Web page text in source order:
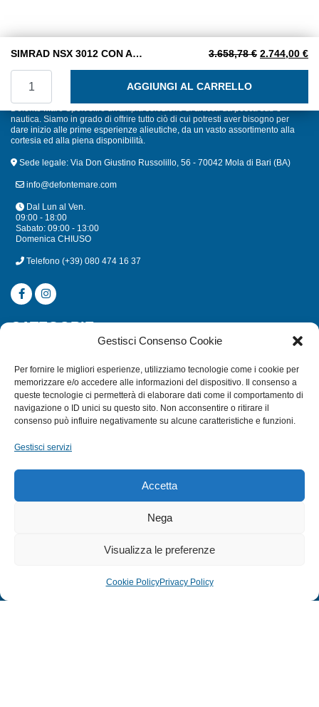
Gestisci Consenso Cookie
Per fornire le migliori esperienze, utilizziamo tecnologie come i cookie per
memorizzare e/o accedere alle informazioni del dispositivo. Il consenso a
queste tecnologie ci permetterà di elaborare dati come il comportamento di
navigazione o ID unici su questo sito. Non acconsentire o ritirare il
consenso può influire negativamente su alcune caratteristiche e funzioni.
Gestisci servizi
Accetta
Nega
Visualizza le preferenze
Cookie PolicyPrivacy Policy
SIMRAD NSX 3012 CON ACTIVE IMAGING 3 in 1 3.658,78€ Il prezzo
2.744,00 €Il
AGGIUNGI AL CARRELLO
Defonte Mare Sport offre un'ampia selezione di articoli da pesca sub e
nautica. Siamo in grado di offrire tutto ciò di cui potresti aver bisogno per
dare inizio alle prime esperienze alieutiche, da un vasto assortimento alla
cortesia ed alla piena disponibilità.
Sede legale: Via Don Giustino Russolillo, 56 - 70042 Mola di Bari (BA)
info@defontemare.com
Dal Lun al Ven.
09:00 - 18:00
Sabato: 09:00 - 13:00
Domenica CHIUSO
Telefono (+39) 080 474 16 37
CATEGORIE
MULINELLI
CANNE
ACCESSORI NAUTICI
TERMINI E CONDIZIONI